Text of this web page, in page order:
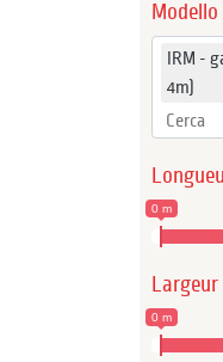
Modello
IRM -
4m)
0 m
Largeur
0 m